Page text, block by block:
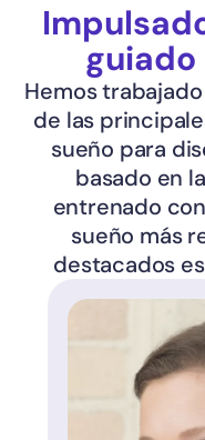
Hemos
de las
sueño para
basado en
entrenado
sueño más
destacados